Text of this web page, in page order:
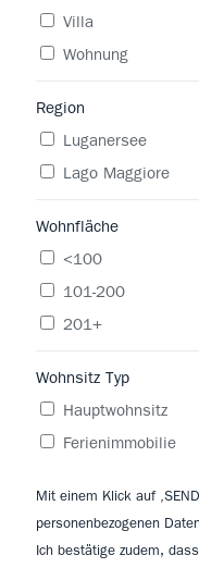
Villa
Wohnung
Region
Luganersee
Lago Maggiore
Wohnfläche
<100
101-200
201+
Wohnsitz Typ
Hauptwohnsitz
Ferienimmobilie
Mit einem Klick auf
personenbezogenen
Ich bestätige zudem,